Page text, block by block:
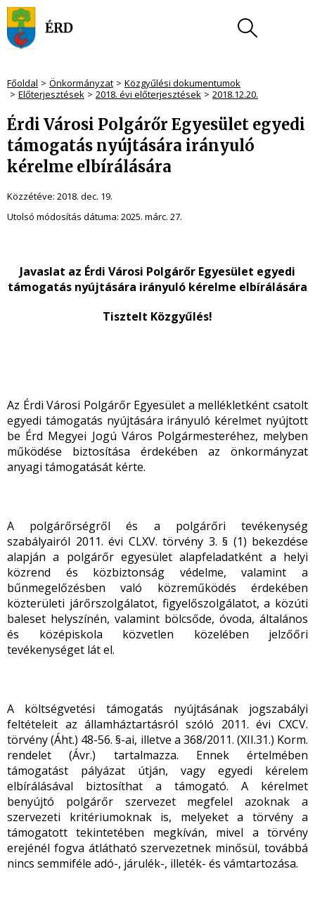
Főoldal Önkormányzat
Közgyűlési dokumentumok
Előterjesztések
2018. évi előterjesztések 2018.12.20.
Érdi Városi Polgárőr Egyesület egyedi
támogatás nyújtására irányuló
kérelme elbírálására
Közzétéve: 2018. dec. 19.
Utolsó módosítás dátuma: 2025. márc. 27.
Javaslat az Érdi Városi Polgárőr Egyesület egyedi
támogatás nyújtására irányuló kérelme elbírálására
Tisztelt Közgyűlés!
Az Érdi Városi Polgárőr Egyesület a mellékletként csatolt
egyedi támogatás nyújtására irányuló kérelmet nyújtott
be Érd Megyei Jogú Város Polgármesteréhez, melyben
működése biztosítása érdekében az önkormányzat
anyagi támogatását kérte.
A polgárőrségről és a polgárőri tevékenység
szabályairól 2011. évi CLXV. törvény 3. § (1) bekezdése
alapján a polgárőr egyesület alapfeladatként a helyi
közrend és közbiztonság védelme, valamint a
bűnmegelőzésben való közreműködés érdekében
közterületi járőrszolgálatot, figyelőszolgálatot, a közúti
baleset helyszínén, valamint bölcsőde, óvoda, általános
és középiskola közvetlen közelében jelzőőri
tevékenységet lát el.
A költségvetési támogatás nyújtásának jogszabályi
feltételeit az államháztartásról szóló 2011. évi CXCV.
törvény (Áht.) 48-56. §-ai, illetve a 368/2011. (XII.31.) Korm.
rendelet (Ávr.) tartalmazza. Ennek értelmében
támogatást pályázat útján, vagy egyedi kérelem
elbírálásával biztosíthat a támogató. A kérelmet
benyújtó polgárőr szervezet megfelel azoknak a
szervezeti kritériumoknak is, melyeket a törvény a
támogatott tekintetében megkíván, mivel a törvény
erejénél fogva átlátható szervezetnek minősül, továbbá
nincs semmiféle adó-, járulék-, illeték- és vámtartozása.